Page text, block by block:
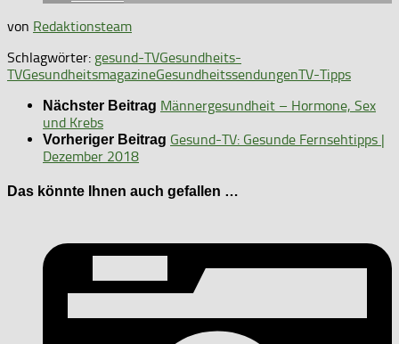
von Redaktionsteam
Schlagwörter: gesund-TVGesundheits-
TVGesundheitsmagazineGesundheitssendungenTV-Tipps
Nächster Beitrag Männergesundheit – Hormone, Sex
und Krebs
Vorheriger Beitrag Gesund-TV: Gesunde Fernsehtipps |
Dezember 2018
Das könnte Ihnen auch gefallen …